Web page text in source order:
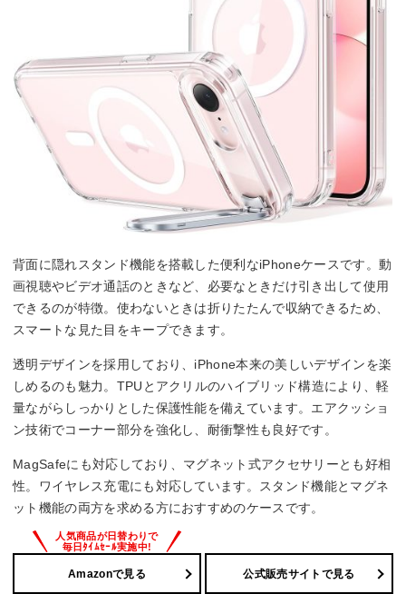
背面に隠れスタンド機能を搭載した便利なiPhoneケースです。動
画視聴やビデオ通話のときなど、必要なときだけ引き出して使用
できるのが特徴。使わないときは折りたたんで収納できるため、
スマートな見た目をキープできます。
透明デザインを採用しており、iPhone本来の美しいデザインを楽
しめるのも魅力。TPUとアクリルのハイブリッド構造により、軽
量ながらしっかりとした保護性能を備えています。エアクッショ
ン技術でコーナー部分を強化し、耐衝撃性も良好です。
MagSafeにも対応しており、マグネット式アクセサリーとも好相
性。ワイヤレス充電にも対応しています。スタンド機能とマグネ
ット機能の両方を求める方におすすめのケースです。
Amazonで見る 公式販売サイトで見る